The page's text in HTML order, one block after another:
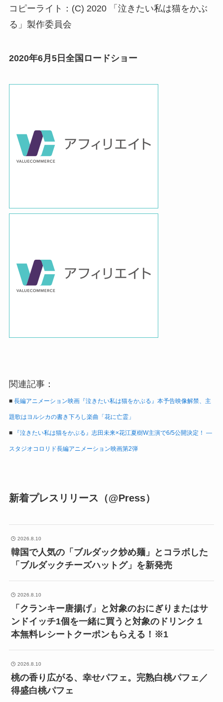
コピーライト：(C) 2020 「泣きたい私は猫をかぶ
る」製作委員会
2020年6月5日全国ロードショー
関連記事：
■ 長編アニメーション映画『泣きたい私は猫をかぶる』本予告映像解禁、主
題歌はヨルシカの書き下ろし楽曲「花に亡霊」
■ 『泣きたい私は猫をかぶる』志田未来×花江夏樹W主演で6/5公開決定！ ―
スタジオコロリド長編アニメーション映画第2弾
新着プレスリリース（@Press）
2026.8.10
韓国で人気の「ブルダック炒め麺」とコラボした
「ブルダックチーズハットグ」を新発売
2026.8.10
「クランキー唐揚げ」と対象のおにぎりまたはサ
ンドイッチ1個を一緒に買うと対象のドリンク１
本無料レシートクーポンもらえる！※1
2026.8.10
桃の香り広がる、幸せパフェ。完熟白桃パフェ／
得盛白桃パフェ